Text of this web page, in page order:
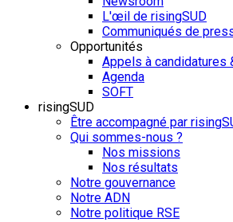
L'œil de risingSUD
Communiqués de
Opportunités
Appels à candidatures
Agenda
SOFT
risingSUD
Être accompagné par
Qui sommes-nous ?
Nos missions
Nos résultats
Notre gouvernance
Notre ADN
Notre politique RSE